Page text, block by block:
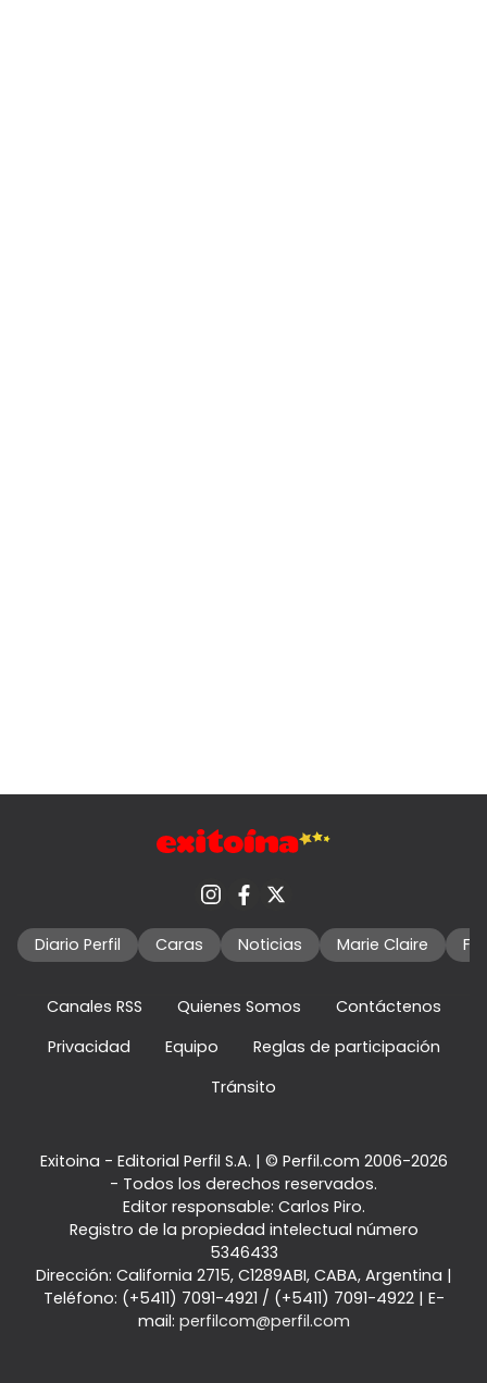
Diario Perfil Caras Noticias Marie Claire
Canales RSS Quienes Somos
Contáctenos
Privacidad
Equipo
Reglas de participación
Tránsito
Exitoina - Editorial Perfil S.A. | © Perfil.com 2006-2026
- Todos los derechos reservados.
Editor responsable: Carlos Piro.
Registro de la propiedad intelectual número
5346433
Dirección: California 2715, C1289ABI, CABA, Argentina |
Teléfono: (+5411) 7091-4921 / (+5411) 7091-4922| E-
mail: perfilcom@perfil.com